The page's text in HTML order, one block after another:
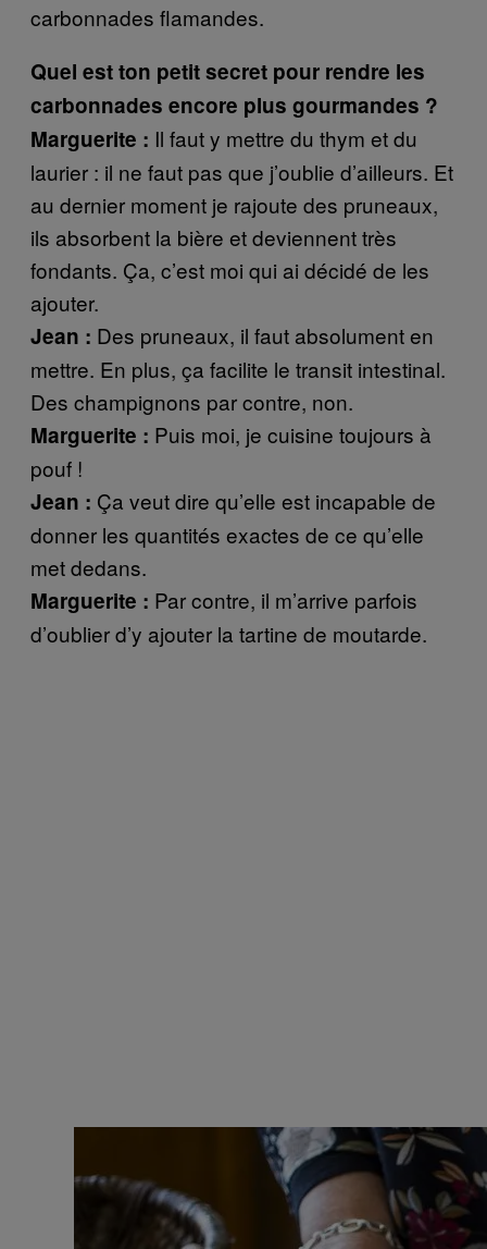
carbonnades flamandes.
Quel est ton petit secret pour rendre les
carbonnades encore plus gourmandes ?
Marguerite : Il faut y mettre du thym et du
laurier : il ne faut pas que j’oublie d’ailleurs. Et
au dernier moment je rajoute des pruneaux,
ils absorbent la bière et deviennent très
fondants. Ça, c’est moi qui ai décidé de les
ajouter.
Jean : Des pruneaux, il faut absolument en
mettre. En plus, ça facilite le transit intestinal.
Des champignons par contre, non.
Marguerite : Puis moi, je cuisine toujours à
pouf !
Jean : Ça veut dire qu’elle est incapable de
donner les quantités exactes de ce qu’elle
met dedans.
Marguerite : Par contre, il m’arrive parfois
d’oublier d’y ajouter la tartine de moutarde.